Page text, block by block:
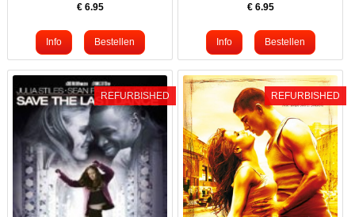
€ 6.95 € 6.95
REFURBISHED REFURBISHED